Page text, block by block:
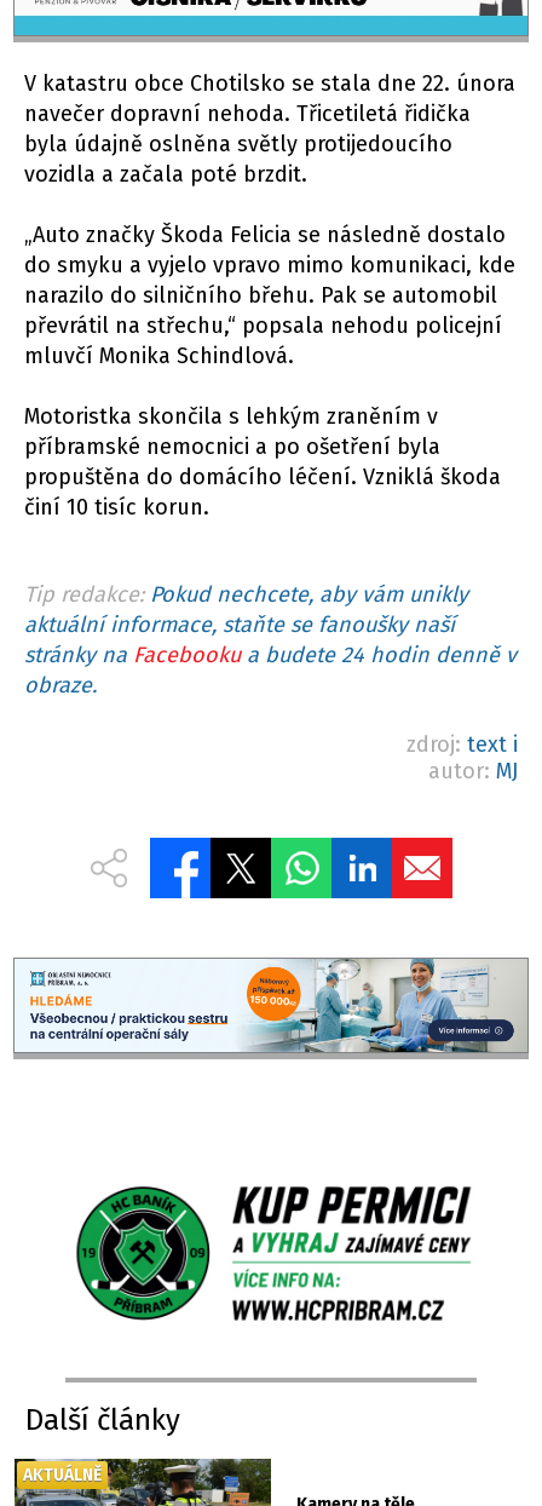
V katastru obce Chotilsko se stala dne 22. února
navečer dopravní nehoda. Třicetiletá řidička
byla údajně oslněna světly protijedoucího
vozidla a začala poté brzdit.
„Auto značky Škoda Felicia se následně dostalo
do smyku a vyjelo vpravo mimo komunikaci, kde
narazilo do silničního břehu. Pak se automobil
převrátil na střechu,“ popsala nehodu policejní
mluvčí Monika Schindlová.
Motoristka skončila s lehkým zraněním v
příbramské nemocnici a po ošetření byla
propuštěna do domácího léčení. Vzniklá škoda
činí 10 tisíc korun.
Tip redakce: Pokud nechcete, aby vám unikly
aktuální informace, staňte se fanoušky naší
stránky na Facebookua budete 24 hodin denně v
obraze.
zdroj: text i
autor: MJ
Další články
AKTUÁLNĚ